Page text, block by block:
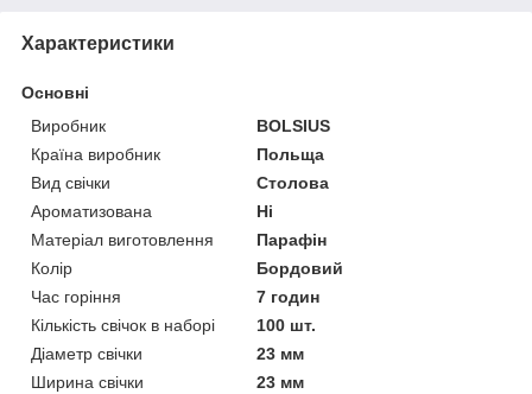
Характеристики
Основні
Виробник
BOLSIUS
Країна виробник
Польща
Вид свічки
Столова
Ароматизована
Ні
Матеріал виготовлення
Парафін
Колір
Бордовий
Час горіння
7 годин
Кількість свічок в наборі
100 шт.
Діаметр свічки
23 мм
Ширина свічки
23 мм